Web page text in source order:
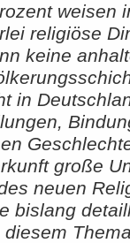
weisen
religiöse
keine
in
große
neuen
bislang